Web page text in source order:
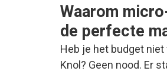
Waarom
de perfecte
Heb je het budget
Knol? Geen nood. Er